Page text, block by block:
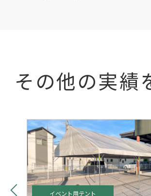
その他の実績
イベント用テント